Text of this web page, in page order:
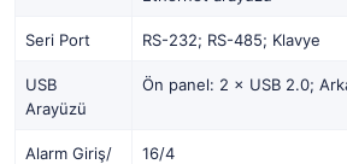
Seri Port RS-232; RS-485; Klavye
USB
Arayüzü
Ön panel: 2 × USB 2.0;
Alarm Giriş/
16/4